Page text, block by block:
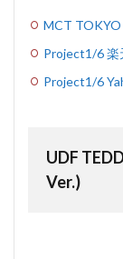
MCT TOKYO
Project1/6 楽
Project1/6
UDF
Ver.)